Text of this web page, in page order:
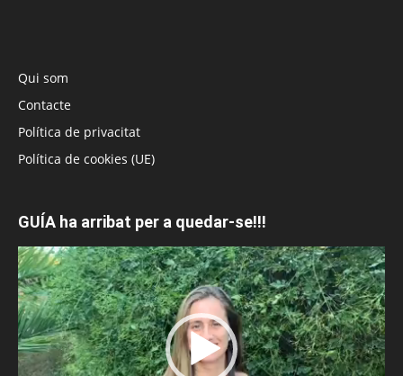
Qui som
Contacte
Política de privacitat
Política de cookies (UE)
GUÍA ha arribat per a quedar-se!!!
Reproductor
de
vídeo